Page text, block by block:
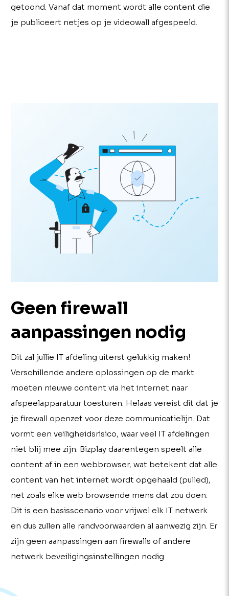
getoond. Vanaf dat moment wordt alle content die
je publiceert netjes op je videowall afgespeeld.
Geen firewall
aanpassingen nodig
Dit zal jullie IT afdeling uiterst gelukkig maken!
Verschillende andere oplossingen op de markt
moeten nieuwe content via het internet naar
afspeelapparatuur toesturen. Helaas vereist dit dat je
je firewall openzet voor deze communicatielijn. Dat
vormt een veiligheidsrisico, waar veel IT afdelingen
niet blij mee zijn. Bizplay daarentegen speelt alle
content af in een webbrowser, wat betekent dat alle
content van het internet wordt opgehaald (pulled),
net zoals elke web browsende mens dat zou doen.
Dit is een basisscenario voor vrijwel elk IT netwerk
en dus zullen alle randvoorwaarden al aanwezig zijn. Er
zijn geen aanpassingen aan firewalls of andere
netwerk beveiligingsinstellingen nodig.